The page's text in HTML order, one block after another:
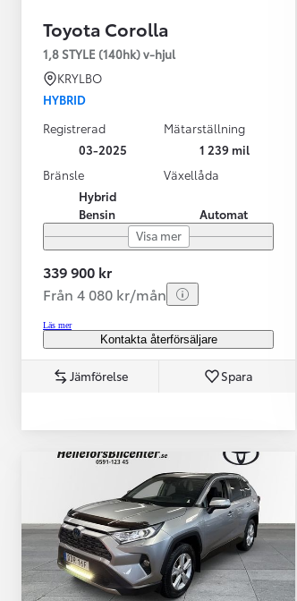
Easy Billån
Toyota GR Supra
BENSIN
Toyota Corolla
1,8 STYLE (140hk) v-hjul
KRYLBO
HYBRID
Registrerad
03-2025
Mätarställning
1 239 mil
Bränsle
Hybrid
Bensin
Växellåda
Automat
Visa mer
339 900 kr
Från 4 080 kr/mån
Läs mer
Kontakta återförsäljare
Jämförelse Spara